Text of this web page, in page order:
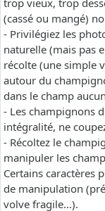
trop vieux, trop
(cassé ou mangé)
- Privilégiez les
naturelle (mais pas
récolte (une simple
autour du
dans le champ
- Les champignons
intégralité, ne
- Récoltez le
manipuler les
Certains caractères
de manipulation
volve fragile...).